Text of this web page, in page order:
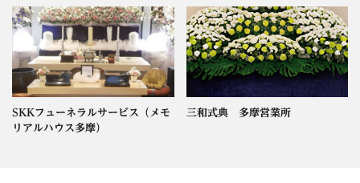
SKKフューネラルサービス（メモ
リアルハウス多摩）
三和式典 多摩営業所